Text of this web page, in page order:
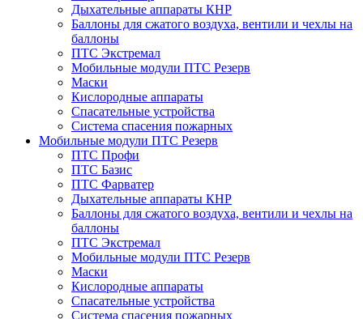
Дыхательные аппараты КНР
Баллоны для сжатого воздуха, вентили и чехлы на
баллоны
ПТС Экстремал
Мобильные модули ПТС Резерв
Маски
Кислородные аппараты
Спасательные устройства
Система спасения пожарных
Мобильные модули ПТС Резерв
ПТС Профи
ПТС Базис
ПТС Фарватер
Дыхательные аппараты КНР
Баллоны для сжатого воздуха, вентили и чехлы на
баллоны
ПТС Экстремал
Мобильные модули ПТС Резерв
Маски
Кислородные аппараты
Спасательные устройства
Система спасения пожарных